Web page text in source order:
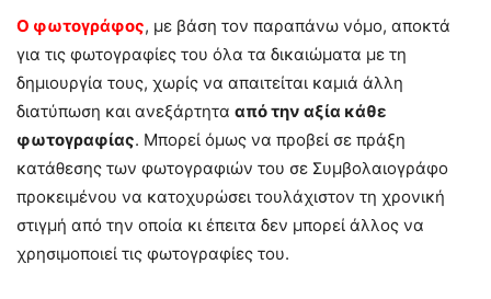
Ο φωτογράφος, με βάση τον παραπάνω νόμο, αποκτά
για τις φωτογραφίες του όλα τα δικαιώματα με τη
δημιουργία τους, χωρίς να απαιτείται καμιά άλλη
διατύπωση και ανεξάρτητα από την αξία κάθε
φωτογραφίας. Μπορεί όμως να προβεί σε πράξη
κατάθεσης των φωτογραφιών του σε Συμβολαιογράφο
προκειμένου να κατοχυρώσει τουλάχιστον τη χρονική
στιγμή από την οποία κι έπειτα δεν μπορεί άλλος να
χρησιμοποιεί τις φωτογραφίες του.